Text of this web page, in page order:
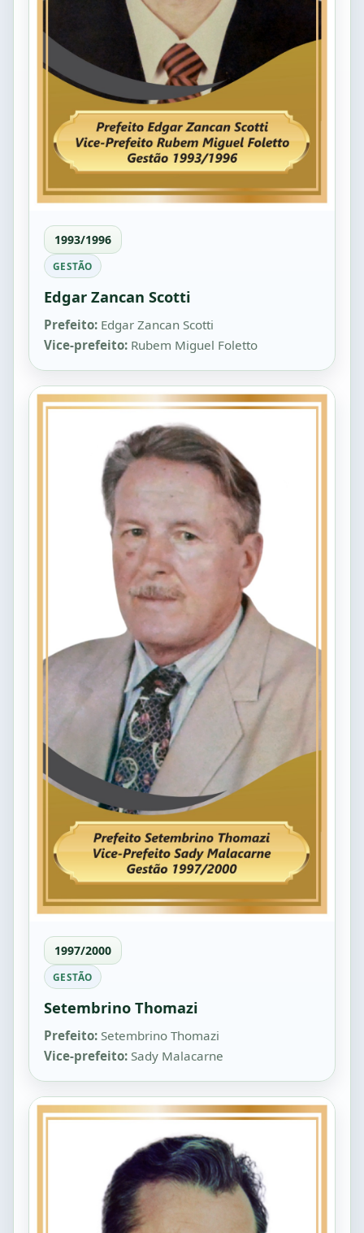
1993/1996
GESTÃO
Edgar Zancan Scotti
Prefeito: Edgar Zancan Scotti
Vice-prefeito: Rubem Miguel Foletto
1997/2000
GESTÃO
Setembrino Thomazi
Prefeito: Setembrino Thomazi
Vice-prefeito: Sady Malacarne